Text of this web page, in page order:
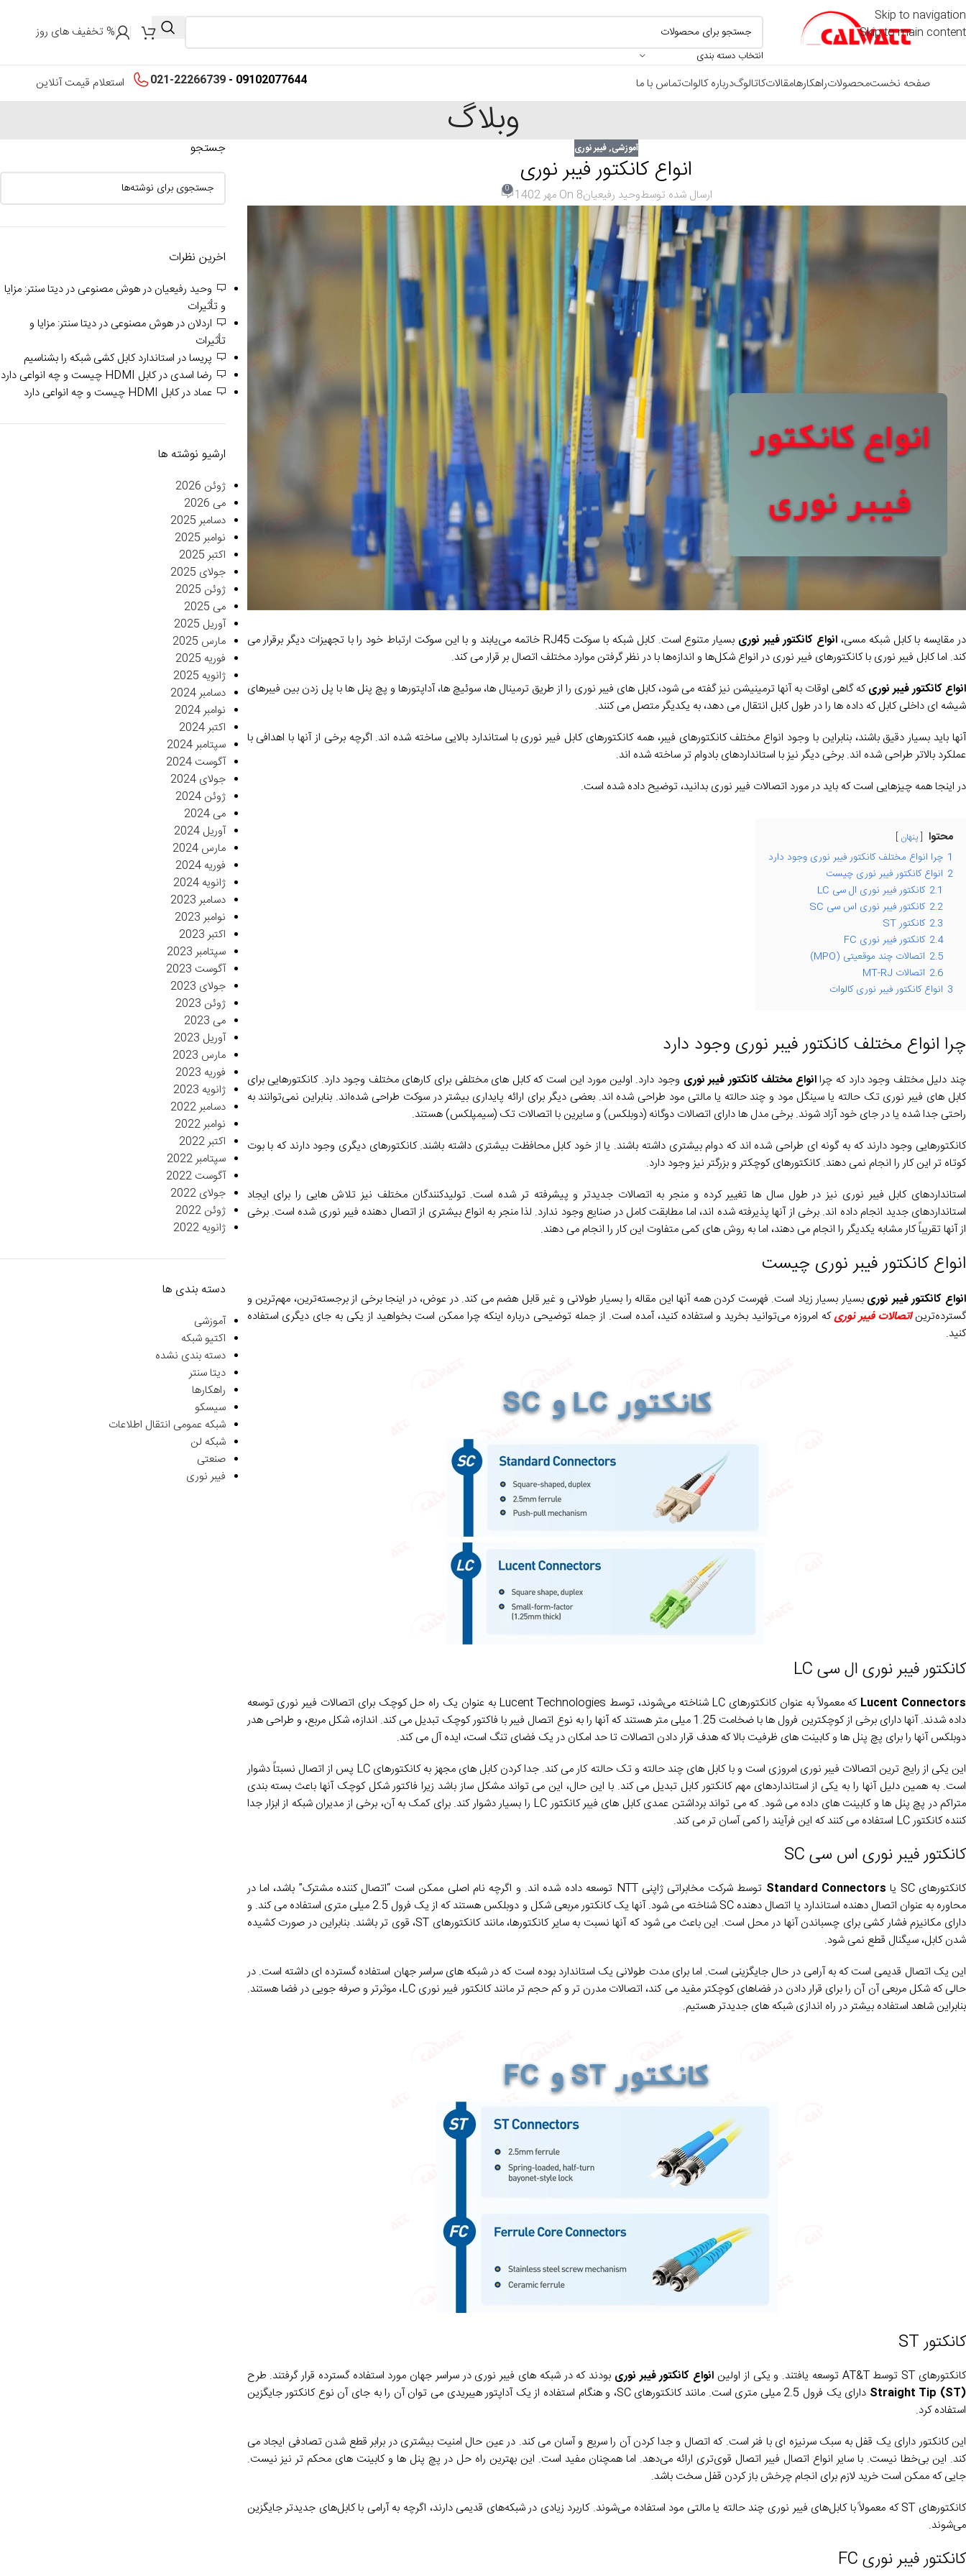
Skip to navigation
Skip to main content
انتخاب دسته بندی
% تخفیف های روز
صفحه نخستمحصولاتراهکارهامقالاتکاتالوگدرباره کالواتتماس با ما 09102077644 -
021-22266739 استعلام قیمت آنلاین
وبلاگ
آموزشی,فیبر نوری
انواع کانکتور فیبر نوری
ارسال شده توسطوحید رفیعیانOn 8 مهر 1402 0
در مقایسه با کابل شبکه مسی، انواع کانکتور فیبر نوری
بسیار متنوع است. کابل شبکه با سوکت RJ45 خاتمه می‌یابند و با این سوکت ارتباط خود را با تجهیزات دیگر برقرار می
کند. اما کابل فیبر نوری با کانکتورهای فیبر نوری در انواع شکل‌ها و اندازه‌ها با در نظر گرفتن موارد مختلف اتصال بر قرار می کند.
انواع کانکتور فیبر نوریکه گاهی اوقات به آنها ترمینیشن نیز گفته می شود، کابل های فیبر نوری را از طریق ترمینال ها، سوئیچ ها، آداپتورها و پچ پنل ها با پل زدن بین فیبرهای
شیشه ای داخلی کابل که داده ها را در طول کابل انتقال می دهد، به یکدیگر متصل می کنند.
آنها باید بسیار دقیق باشند، بنابراین با وجود انواع مختلف کانکتورهای فیبر، همه کانکتورهای کابل فیبر نوری با استاندارد بالایی ساخته شده اند. اگرچه برخی از آنها با اهدافی با
عملکرد بالاتر طراحی شده اند. برخی دیگر نیز با استانداردهای بادوام تر ساخته شده اند.
در اینجا همه چیزهایی است که باید در مورد اتصالات فیبر نوری بدانید، توضیح داده شده است.
محتوا پنهان
1 چرا انواع مختلف کانکتور فیبر نوری وجود دارد
2 انواع کانکتور فیبر نوری چیست
2.1 کانکتور فیبر نوری ال سی LC
2.2 کانکتور فیبر نوری اس سی SC
2.3 کانکتور ST
2.4 کانکتور فیبر نوری FC
2.5 اتصالات چند موقعیتی (MPO)
2.6 اتصالات MT-RJ
3 انواع کانکتور فیبر نوری کالوات
چرا انواع مختلف کانکتور فیبر نوری وجود دارد
چند دلیل مختلف وجود دارد که چراانواع مختلف کانکتور فیبر نوری وجود دارد. اولین مورد این است که کابل های مختلفی برای کارهای مختلف وجود دارد. کانکتورهایی برای
کابل های فیبر نوری تک حالته یا سینگل مود و چند حالته یا مالتی مود طراحی شده اند. بعضی دیگر برای ارائه پایداری بیشتر در سوکت طراحی شده‌اند. بنابراین نمی‌توانند به
راحتی جدا شده یا در جای خود آزاد شوند. برخی مدل ها دارای اتصالات دوگانه (دوبلکس) و سایرین با اتصالات تک (سیمپلکس) هستند.
کانکتورهایی وجود دارند که به گونه ای طراحی شده اند که دوام بیشتری داشته باشند. یا از خود کابل محافظت بیشتری داشته باشند. کانکتورهای دیگری وجود دارند که با بوت
کوتاه تر این کار را انجام نمی دهند. کانکتورهای کوچکتر و بزرگتر نیز وجود دارد.
استانداردهای کابل فیبر نوری نیز در طول سال ها تغییر کرده و منجر به اتصالات جدیدتر و پیشرفته تر شده است. تولیدکنندگان مختلف نیز تلاش هایی را برای ایجاد
استانداردهای جدید انجام داده اند. برخی از آنها پذیرفته شده اند، اما مطابقت کامل در صنایع وجود ندارد. لذا منجر به انواع بیشتری از اتصال دهنده فیبر نوری شده است. برخی
از آنها تقریباً کار مشابه یکدیگر را انجام می دهند، اما به روش های کمی متفاوت این کار را انجام می دهند.
انواع کانکتور فیبر نوری چیست
انواع کانکتور فیبر نوری بسیار بسیار زیاد است. فهرست کردن همه آنها این مقاله را بسیار طولانی و غیر قابل هضم می کند. در عوض، در اینجا برخی از برجسته‌ترین، مهم‌ترین و
گسترده‌تریناتصالات فیبر نوریکه امروزه می‌توانید بخرید و استفاده کنید، آمده است. از جمله توضیحی درباره اینکه چرا ممکن است بخواهید از یکی به جای دیگری استفاده
کنید.
کانکتور فیبر نوری ال سی LC
Lucent Connectors
که معمولاً به عنوان کانکتورهای LC شناخته می‌شوند، توسط Lucent Technologies به عنوان یک راه حل کوچک برای اتصالات فیبر نوری توسعه
داده شدند. آنها دارای برخی از کوچکترین فرول ها با ضخامت 1.25 میلی متر هستند که آنها را به نوع اتصال فیبر با فاکتور کوچک تبدیل می کند. اندازه، شکل مربع، و طراحی هدر
دوبلکس آنها را برای پچ پنل ها و کابینت های ظرفیت بالا که هدف قرار دادن اتصالات تا حد امکان در یک فضای تنگ است، ایده آل می کند.
این یکی از رایج ترین اتصالات فیبر نوری امروزی است و با کابل های چند حالته و تک حالته کار می کند. جدا کردن کابل های مجهز به کانکتورهای LC پس از اتصال نسبتاً دشوار
است. به همین دلیل آنها را به یکی از استانداردهای مهم کانکتور کابل تبدیل می کند. با این حال، این می تواند مشکل ساز باشد زیرا فاکتور شکل کوچک آنها باعث بسته بندی
متراکم در پچ پنل ها و کابینت های داده می شود. که می تواند برداشتن عمدی کابل های فیبر کانکتور LC را بسیار دشوار کند. برای کمک به آن، برخی از مدیران شبکه از ابزار جدا
کننده کانکتور LC استفاده می کنند که این فرآیند را کمی آسان تر می کند.
کانکتور فیبر نوری اس سی SC
کانکتورهای SC یا Standard Connectors
توسط شرکت مخابراتی ژاپنی NTT توسعه داده شده اند. و اگرچه نام اصلی ممکن است “اتصال کننده مشترک” باشد، اما در
محاوره به عنوان اتصال دهنده استاندارد یا اتصال دهنده SC شناخته می شود. آنها یک کانکتور مربعی شکل و دوبلکس هستند که از یک فرول 2.5 میلی متری استفاده می کند. و
دارای مکانیزم فشار کشی برای چسباندن آنها در محل است. این باعث می شود که آنها نسبت به سایر کانکتورها، مانند کانکتورهای ST، قوی تر باشند. بنابراین در صورت کشیده
شدن کابل، سیگنال قطع نمی شود.
این یک اتصال قدیمی است که به آرامی در حال جایگزینی است. اما برای مدت طولانی یک استاندارد بوده است که در شبکه های سراسر جهان استفاده گسترده ای داشته است. در
حالی که شکل مربعی آن آن را برای قرار دادن در فضاهای کوچکتر مفید می کند، اتصالات مدرن تر و کم حجم تر مانند کانکتور فیبر نوری LC، موثرتر و صرفه جویی در فضا هستند.
بنابراین شاهد استفاده بیشتر در راه اندازی شبکه های جدیدتر هستیم.
کانکتور ST
کانکتورهای ST توسط AT&T توسعه یافتند. و یکی از اولین انواع کانکتور فیبر نوری بودند که در شبکه های فیبر نوری در سراسر جهان مورد استفاده گسترده قرار گرفتند. طرح
Straight Tip (ST)
دارای یک فرول 2.5 میلی متری است. مانند کانکتورهای SC، و هنگام استفاده از یک آداپتور هیبریدی می توان آن را به جای آن نوع کانکتور جایگزین
استفاده کرد.
این کانکتور دارای یک قفل به سبک سرنیزه ای با فنر است. که اتصال و جدا کردن آن را سریع و آسان می کند. در عین حال امنیت بیشتری در برابر قطع شدن تصادفی ایجاد می
کند. این بی‌خطا نیست. با سایر انواع اتصال فیبر اتصال قوی‌تری ارائه می‌دهد. اما همچنان مفید است. این بهترین راه حل در پچ پنل ها و کابینت های محکم تر نیز نیست.
جایی که ممکن است خرید لازم برای انجام چرخش باز کردن قفل سخت باشد.
کانکتورهای ST که معمولاً با کابل‌های فیبر نوری چند حالته یا مالتی مود استفاده می‌شوند. کاربرد زیادی در شبکه‌های قدیمی دارند، اگرچه به آرامی با کابل‌های جدیدتر جایگزین
می‌شوند.
کانکتور فیبر نوری FC
جستجو
اخرین نظرات
وحید رفیعیان درهوش مصنوعی در دیتا سنتر: مزایا
و تأثیرات
اردلان درهوش مصنوعی در دیتا سنتر: مزایا و
تأثیرات
پریسادراستاندارد کابل کشی شبکه را بشناسیم
رضا اسدی درکابل HDMI چیست و چه انواعی دارد
عماد درکابل HDMI چیست و چه انواعی دارد
ارشیو نوشته ها
ژوئن 2026
می 2026
دسامبر 2025
نوامبر 2025
اکتبر 2025
جولای 2025
ژوئن 2025
می 2025
آوریل 2025
مارس 2025
فوریه 2025
ژانویه 2025
دسامبر 2024
نوامبر 2024
اکتبر 2024
سپتامبر 2024
آگوست 2024
جولای 2024
ژوئن 2024
می 2024
آوریل 2024
مارس 2024
فوریه 2024
ژانویه 2024
دسامبر 2023
نوامبر 2023
اکتبر 2023
سپتامبر 2023
آگوست 2023
جولای 2023
ژوئن 2023
می 2023
آوریل 2023
مارس 2023
فوریه 2023
ژانویه 2023
دسامبر 2022
نوامبر 2022
اکتبر 2022
سپتامبر 2022
آگوست 2022
جولای 2022
ژوئن 2022
ژانویه 2022
دسته بندی ها
آموزشی
اکتیو شبکه
دسته بندی نشده
دیتا سنتر
راهکارها
سیسکو
شبکه عمومی انتقال اطلاعات
شبکه لن
صنعتی
فیبر نوری